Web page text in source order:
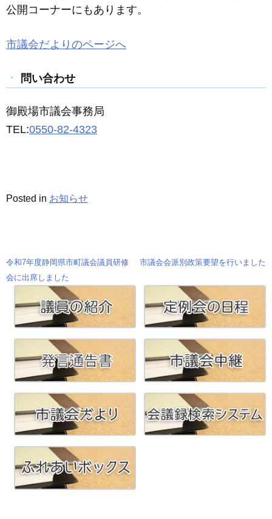
公開コーナーにもあります。
市議会だよりのページへ
問い合わせ
御殿場市議会事務局
TEL:0550-82-4323
Posted in お知らせ
投
ナ
ゲ
ー
シ
ョ
令和7年度静岡県市町議会議員研修
会に出席しました
市議会会派別政策要望を行いました